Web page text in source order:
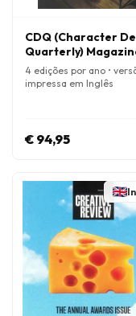
CDQ (Character
Quarterly)
4 edições por ano •
impressa em Inglês
€ 94,95